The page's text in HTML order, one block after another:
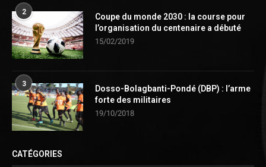
2
Coupe du monde 2030 : la course pour
l’organisation du centenaire a débuté
15/02/2019
3
Dosso-Bolagbanti-Pondé (DBP) : l’arme
forte des militaires
19/10/2018
CATÉGORIES